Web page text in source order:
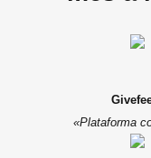
«Plataforma